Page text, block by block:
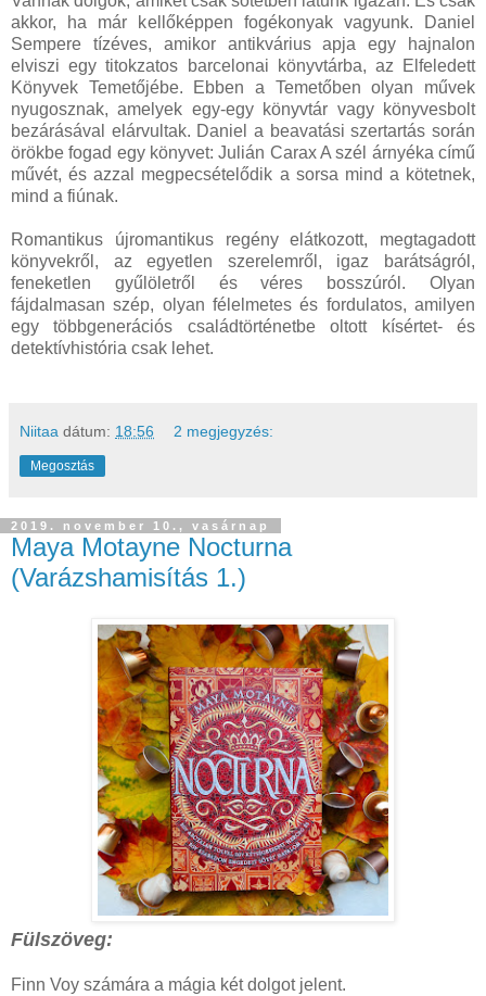
akkor, ha már kellőképpen fogékonyak vagyunk. Daniel
Sempere tízéves, amikor antikvárius apja egy hajnalon
elviszi egy titokzatos barcelonai könyvtárba, az Elfeledett
Könyvek Temetőjébe. Ebben a Temetőben olyan művek
nyugosznak, amelyek egy-egy könyvtár vagy könyvesbolt
bezárásával elárvultak. Daniel a beavatási szertartás során
örökbe fogad egy könyvet: Julián Carax A szél árnyéka című
művét, és azzal megpecsételődik a sorsa mind a kötetnek,
mind a fiúnak.
Romantikus újromantikus regény elátkozott, megtagadott
könyvekről, az egyetlen szerelemről, igaz barátságról,
feneketlen gyűlöletről és véres bosszúról. Olyan
fájdalmasan szép, olyan félelmetes és fordulatos, amilyen
egy többgenerációs családtörténetbe oltott kísértet- és
detektívhistória csak lehet.
Niitaa dátum: 18:56 2 megjegyzés:
Megosztás
2019. november 10., vasárnap
Maya Motayne Nocturna
(Varázshamisítás 1.)
Fülszöveg:
Finn ​Voy számára a mágia két dolgot jelent.